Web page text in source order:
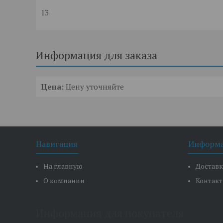
13
Информация для заказа
Цена: Цену уточняйте
Навигация
На главную
О компании